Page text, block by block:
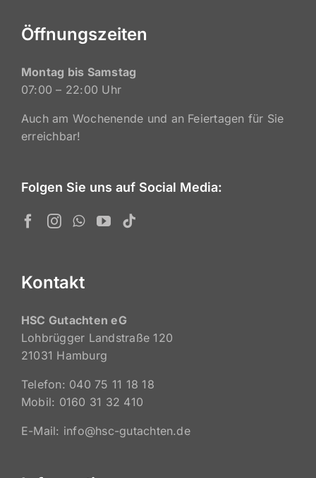
07:00 – 22:00 Uhr
Folgen Sie uns auf Social Media:
HSC Gutachten eG
Lohbrügger Landstraße 120
21031 Hamburg
Mobil: 0160 31 32 410